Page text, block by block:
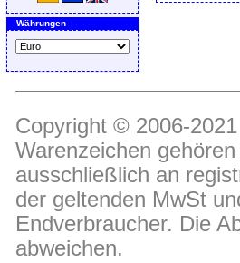
Währungen
Copyright © 2006-
Warenzeichen
ausschließlich an
der geltenden MwSt
Endverbraucher. Die
abweichen.